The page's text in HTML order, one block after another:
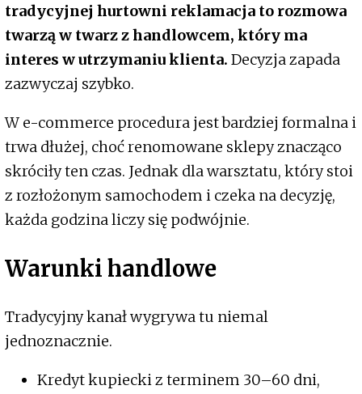
tradycyjnej hurtowni reklamacja to rozmowa
twarzą w twarz z handlowcem, który ma
interes w utrzymaniu klienta. Decyzja zapada
zazwyczaj szybko.
W e-commerce procedura jest bardziej formalna i
trwa dłużej, choć renomowane sklepy znacząco
skróciły ten czas. Jednak dla warsztatu, który stoi
z rozłożonym samochodem i czeka na decyzję,
każda godzina liczy się podwójnie.
Warunki handlowe
Tradycyjny kanał wygrywa tu niemal
jednoznacznie.
Kredyt kupiecki z terminem 30–60 dni,